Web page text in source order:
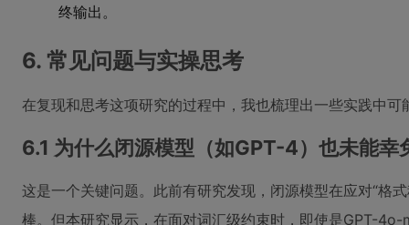
终输出。
6. 常见问题与实操思考
在复现和思考这项研究的过程中，我也梳理出一些实践中
6.1 为什么闭源模型（如GPT-4）也未能幸
这是一个关键问题。此前有研究发现，闭源模型在应对“格
棒。但本研究显示，在面对词汇级约束时，即使是GPT-